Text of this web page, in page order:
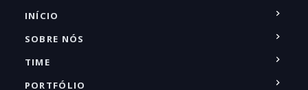
INÍCIO
SOBRE NÓS
TIME
PORTFÓLIO